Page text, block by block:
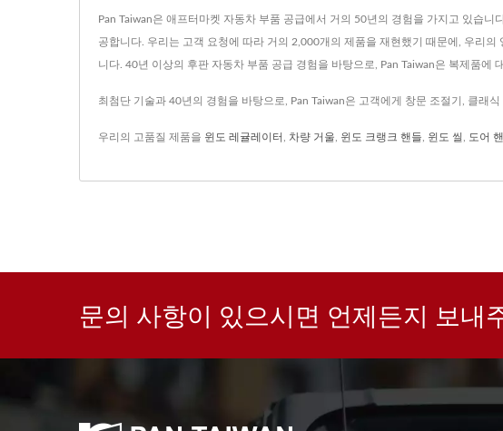
Pan Taiwan은 애프터마켓 자동차 부품 공급에서 거의 50년의 경험을 가지고 있습
공합니다. 우리는 고객 요청에 따라 거의 2,000개의 제품을 재현했기 때문에, 우리
니다. 40년 이상의 후판 자동차 부품 공급 경험을 바탕으로, Pan Taiwan은 복제품
최첨단 기술과 40년의 경험을 바탕으로, Pan Taiwan은 고객에게 창문 조절기, 클래
우리의 고품질 제품을 윈도 레귤레이터 차량 거울 윈도 크랭크 핸들 윈도 씰 도어
문의 사항이 있으시면 언제든지 보내